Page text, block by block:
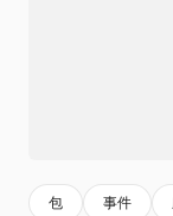
包 事件